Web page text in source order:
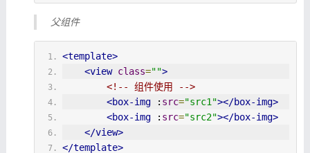
父组件
<template>
<view class="">
<!-- 组件使用 -->
<box-img : src="src1"></box-img>
<box-img : src="src2"></box-img>
</view>
</template>